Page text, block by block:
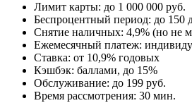
Лимит карты: до 1 000 000 руб.
Беспроцентный период: до 150
Снятие наличных: 4,9% (но не
Ежемесячный платеж:
Ставка: от 10,9% годовых
Кэшбэк: баллами, до 15%
Обслуживание: до 199 руб.
Время рассмотрения: 30 мин.